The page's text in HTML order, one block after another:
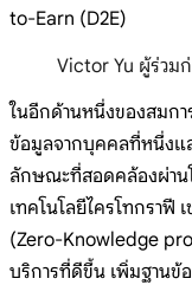
to-Earn (D2E)
Victor Yu ผู้ร่วม
ในอีกด้านหนึ่งของสมก
ข้อมูลจากบุคคลที่หนึ่งแ
ลักษณะที่สอดคล้องผ่าน
เทคโนโลยีไครโทกราฟี
(Zero-Knowledge
บริการที่ดีขึ้น เพิ่มฐานข้